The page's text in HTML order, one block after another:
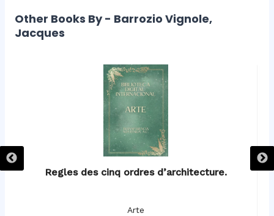
Other Books By - Barrozio Vignole,
Jacques
Regles des cinq ordres d’architecture.
Arte